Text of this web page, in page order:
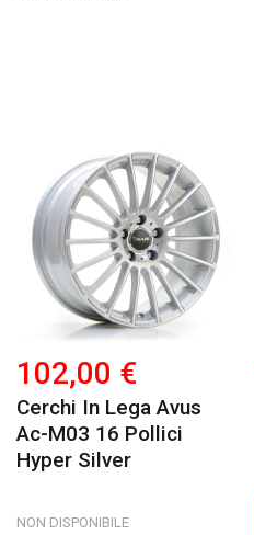
102,00 €
Cerchi In Lega Avus
Ac-M03 16 Pollici
Hyper Silver
NON DISPONIBILE